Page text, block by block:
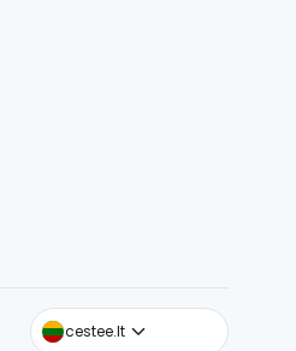
cestee.lt
cestee.com